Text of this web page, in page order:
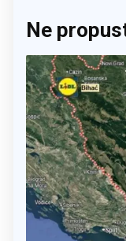
Ne